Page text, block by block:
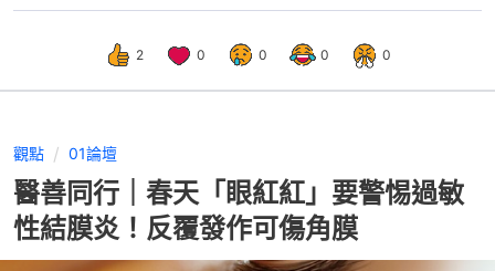
2 0 0 0 0
觀點 01論壇
醫善同行｜春天「眼紅紅」要警惕過敏
性結膜炎！反覆發作可傷角膜